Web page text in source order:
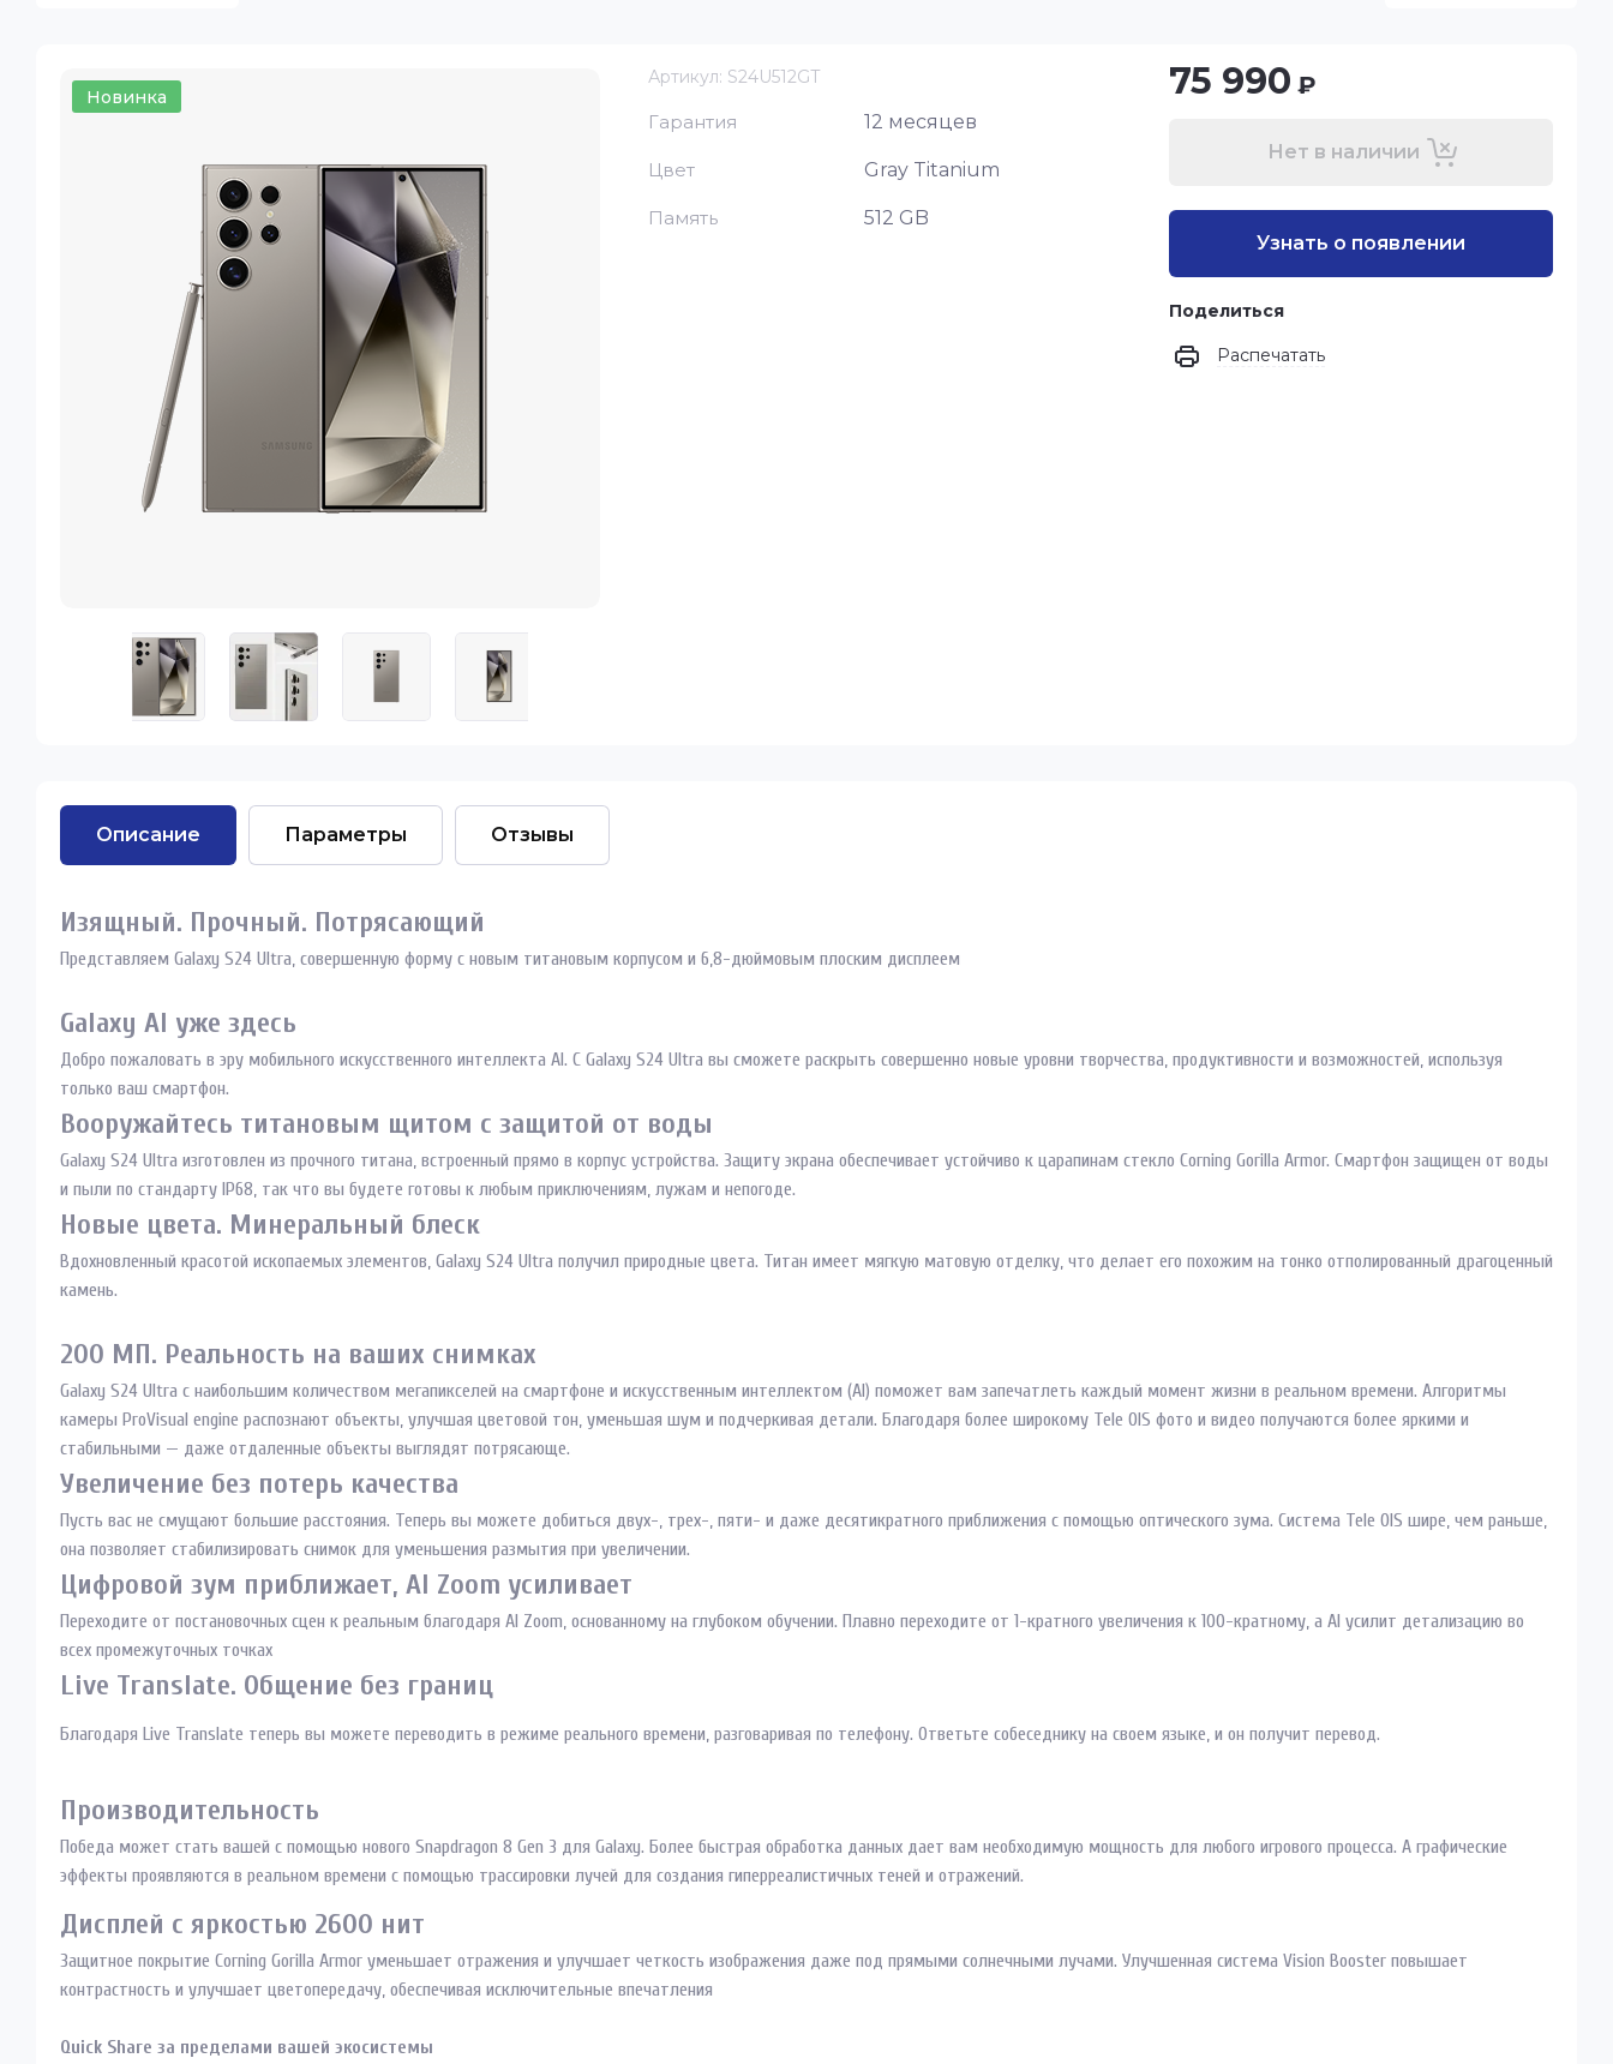
Новинка
Артикул: S24U512GT
Гарантия 12 месяцев
Цвет Gray Titanium
Память 512 GB
75 990 ₽
Нет в наличии
Узнать о появлении
Поделиться
Распечатать
Описание Параметры Отзывы
Изящный. Прочный. Потрясающий
Представляем Galaxy S24 Ultra, совершенную форму с новым титановым корпусом и 6,8-дюймовым плоским дисплеем
Galaxy AI уже здесь
Добро пожаловать в эру мобильного искусственного интеллекта AI. С Galaxy S24 Ultra вы сможете раскрыть совершенно новые уровни творчества, продуктивности и возможностей, используя
только ваш смартфон.
Вооружайтесь титановым щитом с защитой от воды
Galaxy S24 Ultra изготовлен из прочного титана, встроенный прямо в корпус устройства. Защиту экрана обеспечивает устойчиво к царапинам стекло Corning Gorilla Armor. Смартфон защищен от воды
и пыли по стандарту IP68, так что вы будете готовы к любым приключениям, лужам и непогоде.
Новые цвета. Минеральный блеск
Вдохновленный красотой ископаемых элементов, Galaxy S24 Ultra получил природные цвета. Титан имеет мягкую матовую отделку, что делает его похожим на тонко отполированный драгоценный
камень.
200 МП. Реальность на ваших снимках
Galaxy S24 Ultra с наибольшим количеством мегапикселей на смартфоне и искусственным интеллектом (AI) поможет вам запечатлеть каждый момент жизни в реальном времени. Алгоритмы
камеры ProVisual engine распознают объекты, улучшая цветовой тон, уменьшая шум и подчеркивая детали. Благодаря более широкому Tele OIS фото и видео получаются более яркими и
стабильными — даже отдаленные объекты выглядят потрясающе.
Увеличение без потерь качества
Пусть вас не смущают большие расстояния. Теперь вы можете добиться двух-, трех-, пяти- и даже десятикратного приближения с помощью оптического зума. Система Tele OIS шире, чем раньше,
она позволяет стабилизировать снимок для уменьшения размытия при увеличении.
Цифровой зум приближает, AI Zoom усиливает
Переходите от постановочных сцен к реальным благодаря AI Zoom, основанному на глубоком обучении. Плавно переходите от 1-кратного увеличения к 100-кратному, а AI усилит детализацию во
всех промежуточных точках
Live Translate. Общение без границ
Благодаря Live Translate теперь вы можете переводить в режиме реального времени, разговаривая по телефону. Ответьте собеседнику на своем языке, и он получит перевод.
Производительность
Победа может стать вашей с помощью нового Snapdragon 8 Gen 3 для Galaxy. Более быстрая обработка данных дает вам необходимую мощность для любого игрового процесса. А графические
эффекты проявляются в реальном времени с помощью трассировки лучей для создания гиперреалистичных теней и отражений.
Дисплей с яркостью 2600 нит
Защитное покрытие Corning Gorilla Armor уменьшает отражения и улучшает четкость изображения даже под прямыми солнечными лучами. Улучшенная система Vision Booster повышает
контрастность и улучшает цветопередачу, обеспечивая исключительные впечатления
Quick Share за пределами вашей экосистемы